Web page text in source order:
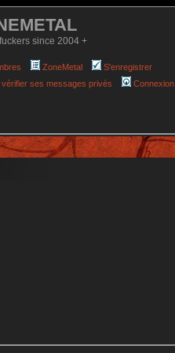
since 2004 +
ZoneMetal
S'enregistrer
ses messages privés Connexion